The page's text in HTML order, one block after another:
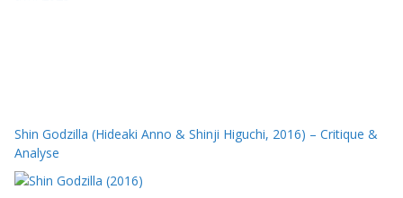
Shin Godzilla (Hideaki Anno & Shinji Higuchi, 2016) – Critique &
Analyse